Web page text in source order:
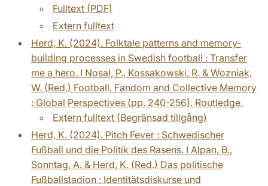
Fulltext (PDF)
Extern fulltext
Herd, K. (2024). Folktale patterns and memory-
building processes in Swedish football : Transfer
me a hero. I Nosal, P., Kossakowski, R. & Wozniak,
W. (Red.) Football, Fandom and Collective Memory
: Global Perspectives (pp. 240-256). Routledge.
Extern fulltext (Begränsad tillgång)
Herd, K. (2024). Pitch Fever : Schwedischer
Fußball und die Politik des Rasens. I Alpan, B.,
Sonntag, A. & Herd, K. (Red.) Das politische
Fußballstadion : Identitätsdiskurse und